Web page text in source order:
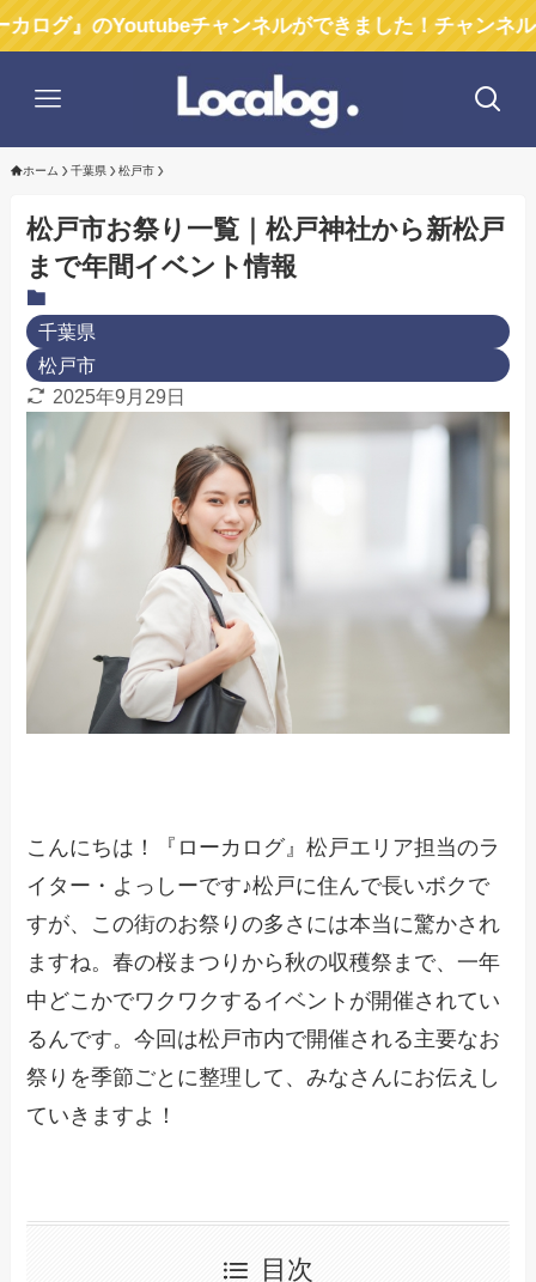
チャンネルができました！チャンネル登録お願
ホーム 千葉県 松戸市
松戸市お祭り一覧｜松戸神社から新松戸
まで年間イベント情報
千葉県
松戸市
2025年9月29日
こんにちは！『ローカログ』松戸エリア担当のラ
イター・よっしーです♪松戸に住んで長いボクで
すが、この街のお祭りの多さには本当に驚かされ
ますね。春の桜まつりから秋の収穫祭まで、一年
中どこかでワクワクするイベントが開催されてい
るんです。今回は松戸市内で開催される主要なお
祭りを季節ごとに整理して、みなさんにお伝えし
ていきますよ！
目次